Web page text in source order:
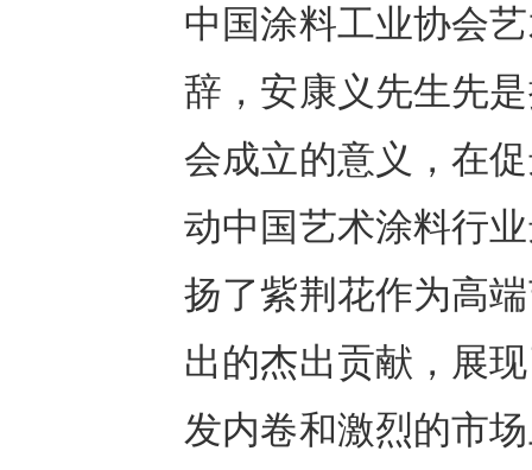
中国涂料工业协会
辞，安康义先生先
会成立的意义，在
动中国艺术涂料行
扬了紫荆花作为高
出的杰出贡献，展
发内卷和激烈的市